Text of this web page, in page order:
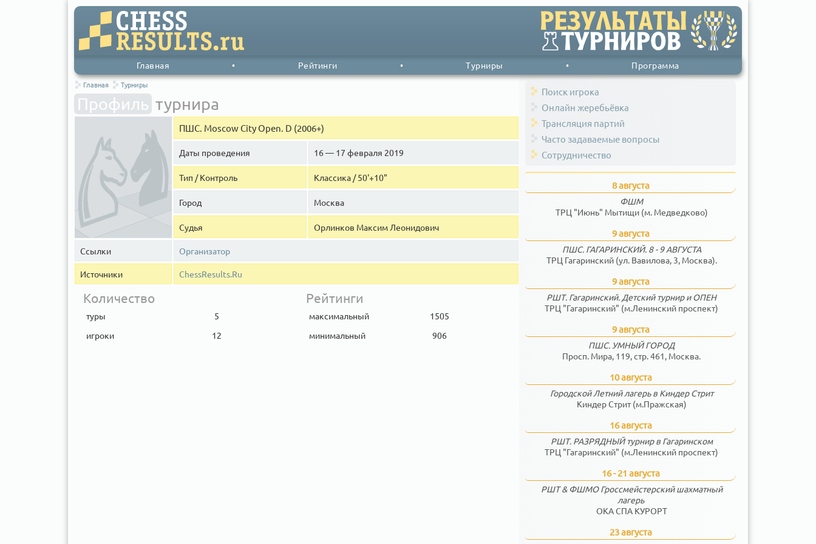
Главная • Рейтинги • Турниры • Программа
Главная Турниры
Профиль турнира
ПШС. Moscow City Open. D (2006+)
Даты проведения 16 — 17 февраля 2019
Тип / Контроль Классика / 50'+10"
Город Москва
Судья Орлинков Максим Леонидович
Ссылки Организатор
Источники ChessResults.Ru
Количество
туры
5
игроки
12
Рейтинги
максимальный
1505
минимальный
906
Поиск игрока
Онлайн жеребьёвка
Трансляция партий
Часто задаваемые вопросы
Сотрудничество
8 августа
ФШМ
ТРЦ "Июнь" Мытищи (м. Медведково)
9 августа
ПШС. ГАГАРИНСКИЙ. 8 - 9 АВГУСТА
ТРЦ Гагаринский (ул. Вавилова, 3, Москва).
9 августа
РШТ. Гагаринский. Детский турнир и ОПЕН
ТРЦ "Гагаринский" (м.Ленинский проспект)
9 августа
ПШС. УМНЫЙ ГОРОД
Просп. Мира, 119, стр. 461, Москва.
10 августа
Городской Летний лагерь в Киндер Стрит
Киндер Стрит (м.Пражская)
16 августа
РШТ. РАЗРЯДНЫЙ турнир в Гагаринском
ТРЦ "Гагаринский" (м.Ленинский проспект)
16 - 21 августа
РШТ & ФШМО Гроссмейстерский шахматный
лагерь
ОКА СПА КУРОРТ
23 августа